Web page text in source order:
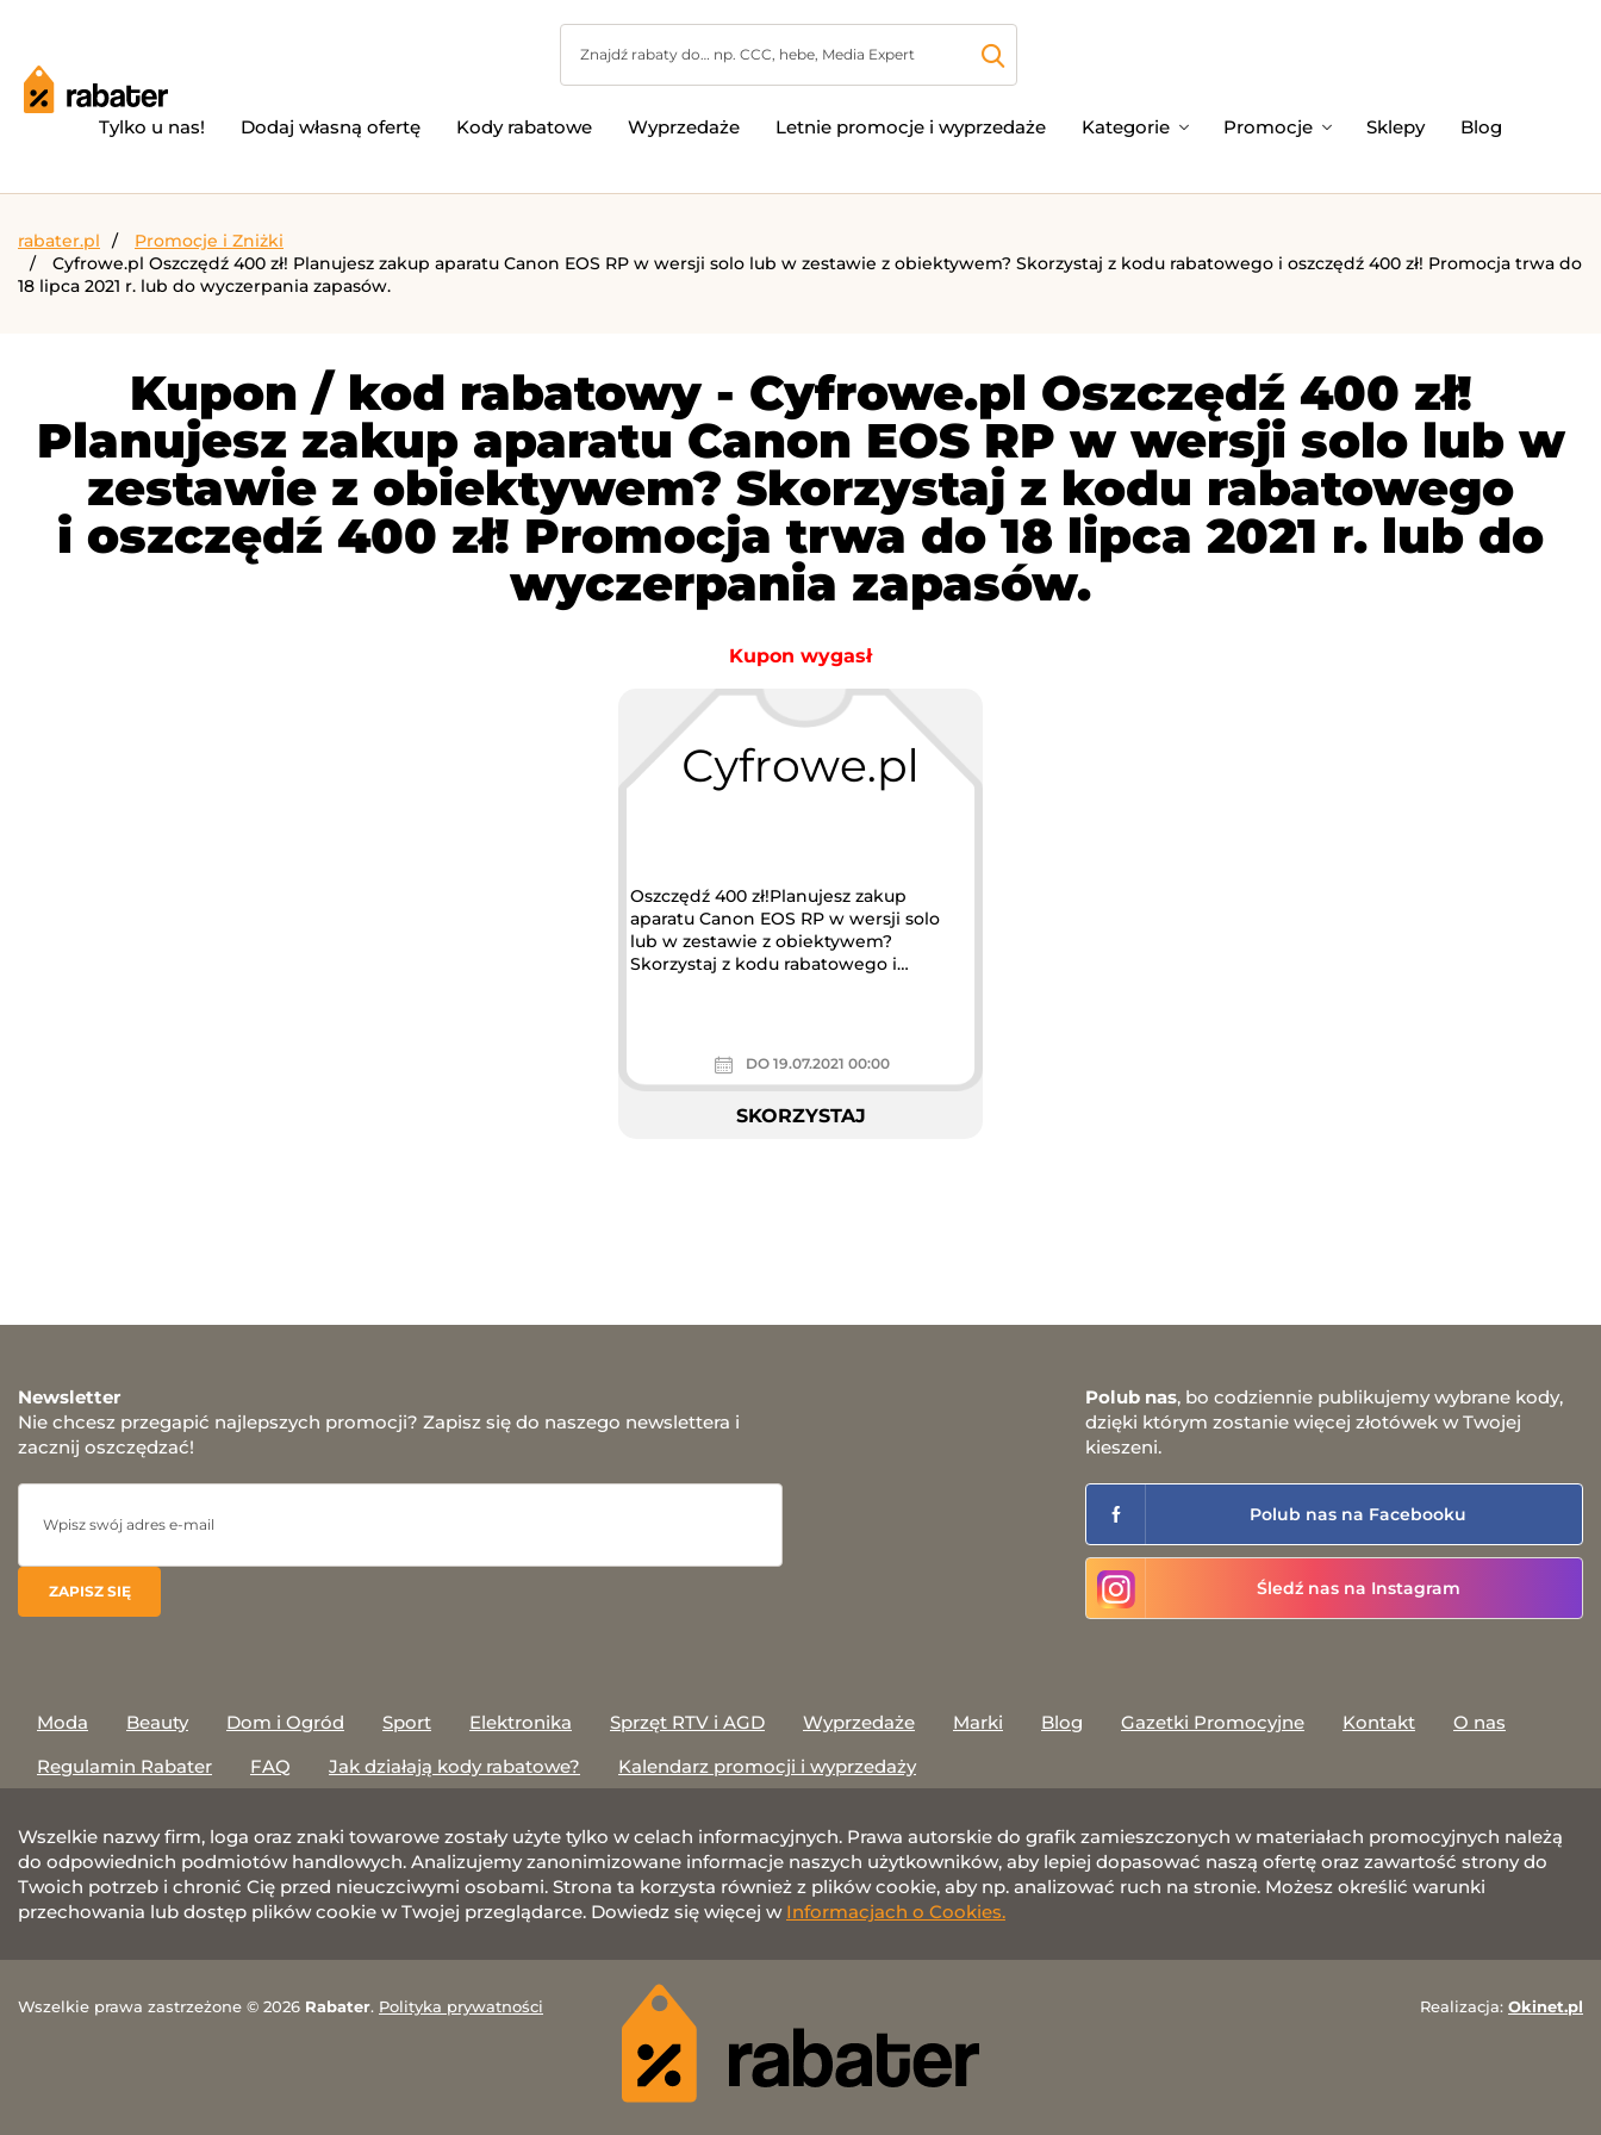
Tylko u nas! Dodaj własną ofertę Kody rabatowe Wyprzedaże Letnie promocje i wyprzedaże Kategorie Promocje Sklepy Blog
rabater.pl
Promocje i Zniżki
Cyfrowe.pl Oszczędź 400 zł! Planujesz zakup aparatu Canon EOS RP w wersji solo lub w zestawie z obiektywem? Skorzystaj z kodu rabatowego i oszczędź 400 zł! Promocja trwa do
18 lipca 2021 r. lub do wyczerpania zapasów.
Kupon / kod rabatowy - Cyfrowe.pl Oszczędź 400 zł!
Planujesz zakup aparatu Canon EOS RP w wersji solo lub w
zestawie z obiektywem? Skorzystaj z kodu rabatowego
i oszczędź 400 zł! Promocja trwa do 18 lipca 2021 r. lub do
wyczerpania zapasów.
Kupon wygasł
Oszczędź 400 zł!Planujesz zakup
aparatu Canon EOS RP w wersji solo
lub w zestawie z obiektywem?
Skorzystaj z kodu rabatowego i
DO 19.07.2021 00:00
SKORZYSTAJ
Newsletter
Nie chcesz przegapić najlepszych promocji? Zapisz się do naszego newslettera i
zacznij oszczędzać!
Polub nas, bo codziennie publikujemy wybrane kody,
dzięki którym zostanie więcej złotówek w Twojej
kieszeni.
Polub nas na Facebooku
Śledź nas na Instagram
Moda Beauty Dom i Ogród Sport Elektronika Sprzęt RTV i AGD Wyprzedaże Marki Blog Gazetki Promocyjne Kontakt
O nas
Regulamin Rabater
FAQ Jak działają kody rabatowe? Kalendarz promocji i wyprzedaży
Wszelkie nazwy firm, loga oraz znaki towarowe zostały użyte tylko w celach informacyjnych. Prawa autorskie do grafik zamieszczonych w materiałach promocyjnych należą
do odpowiednich podmiotów handlowych. Analizujemy zanonimizowane informacje naszych użytkowników, aby lepiej dopasować naszą ofertę oraz zawartość strony do
Twoich potrzeb i chronić Cię przed nieuczciwymi osobami. Strona ta korzysta również z plików cookie, aby np. analizować ruch na stronie. Możesz określić warunki
przechowania lub dostęp plików cookie w Twojej przeglądarce. Dowiedz się więcej w Informacjach o Cookies.
Wszelkie prawa zastrzeżone © 2026 Rabater. Polityka prywatności Realizacja: Okinet.pl